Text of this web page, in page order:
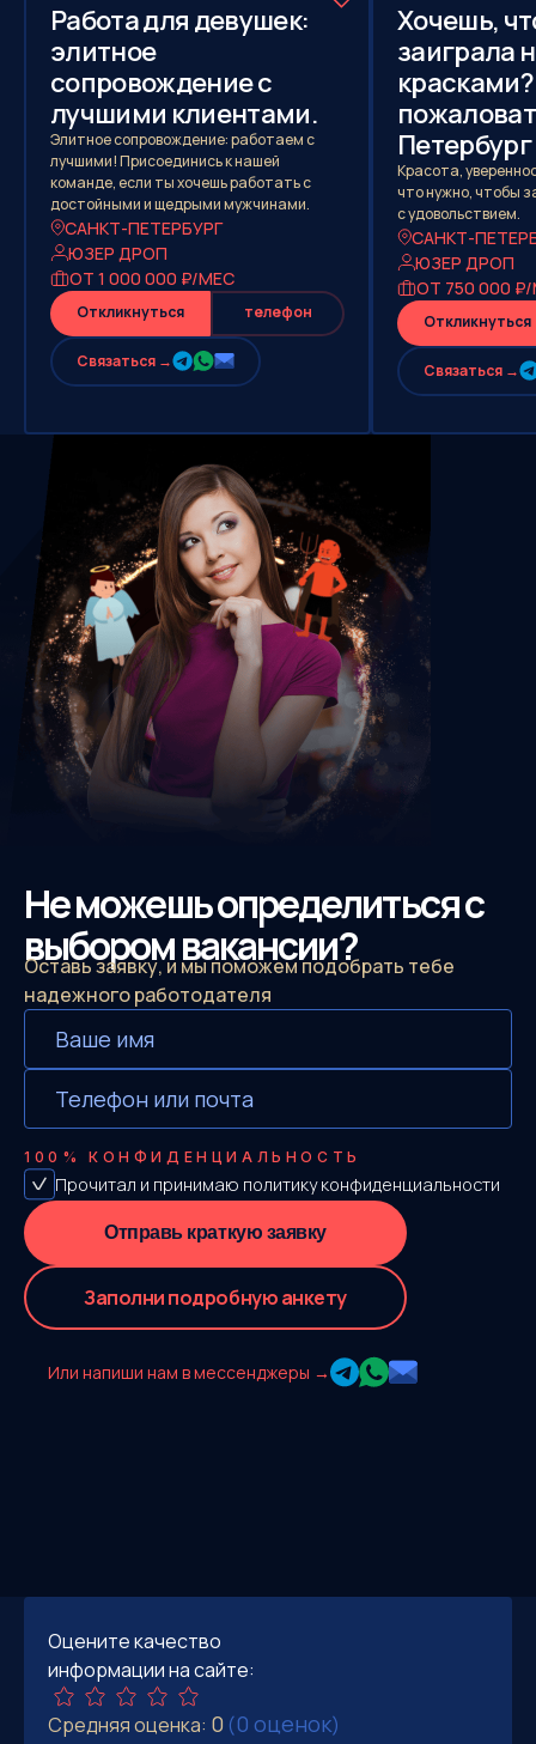
Работа для девушек:
элитное
сопровождение с
лучшими клиентами.
Элитное сопровождение: работаем с
лучшими! Присоединись к нашей
команде, если ты хочешь работать с
достойными и щедрыми мужчинами.
САНКТ-ПЕТЕРБУРГ
ЮЗЕР ДРОП
ОТ 1 000 000 ₽/МЕС
Откликнуться телефон
Cвязаться →
Хочешь,
заиграла
Петербург
Красота,
что нужно, чтобы
с удовольствием.
САНКТ-
ЮЗЕР ДРОП
ОТ 750 000
Откликнуться
Cвязаться →
Не можешь определиться с
выбором вакансии?
Оставь заявку, и мы поможем подобрать тебе
надежного работодателя
100% КОНФИДЕНЦИАЛЬНОСТЬ
Прочитал и принимаю политику конфиденциальности
Отправь краткую заявку
Заполни подробную анкету
Или напиши нам в мессенджеры →
Оцените качество
информации на сайте:
Средняя оценка: 0 (0 оценок)